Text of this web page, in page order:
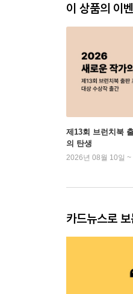
이 상품의 이
제13회 브런치북
의 탄생
2026년 08월 10일 ~
카드뉴스로